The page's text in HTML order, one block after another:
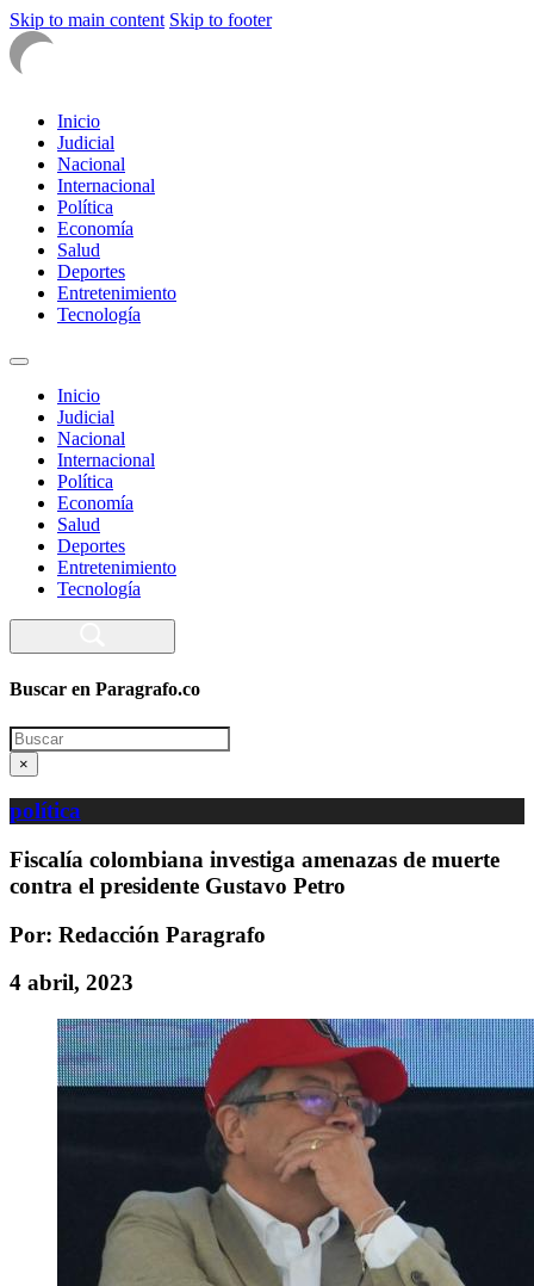
Skip to main content Skip to footer
Inicio
Judicial
Nacional
Internacional
Política
Economía
Salud
Deportes
Entretenimiento
Tecnología
Inicio
Judicial
Nacional
Internacional
Política
Economía
Salud
Deportes
Entretenimiento
Tecnología
Buscar en Paragrafo.co
Search
×
política
Fiscalía colombiana investiga amenazas de muerte
contra el presidente Gustavo Petro
Por: Redacción Paragrafo
4 abril, 2023